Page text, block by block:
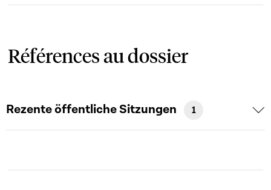
Références au dossier
Rezente öffentliche Sitzungen 1